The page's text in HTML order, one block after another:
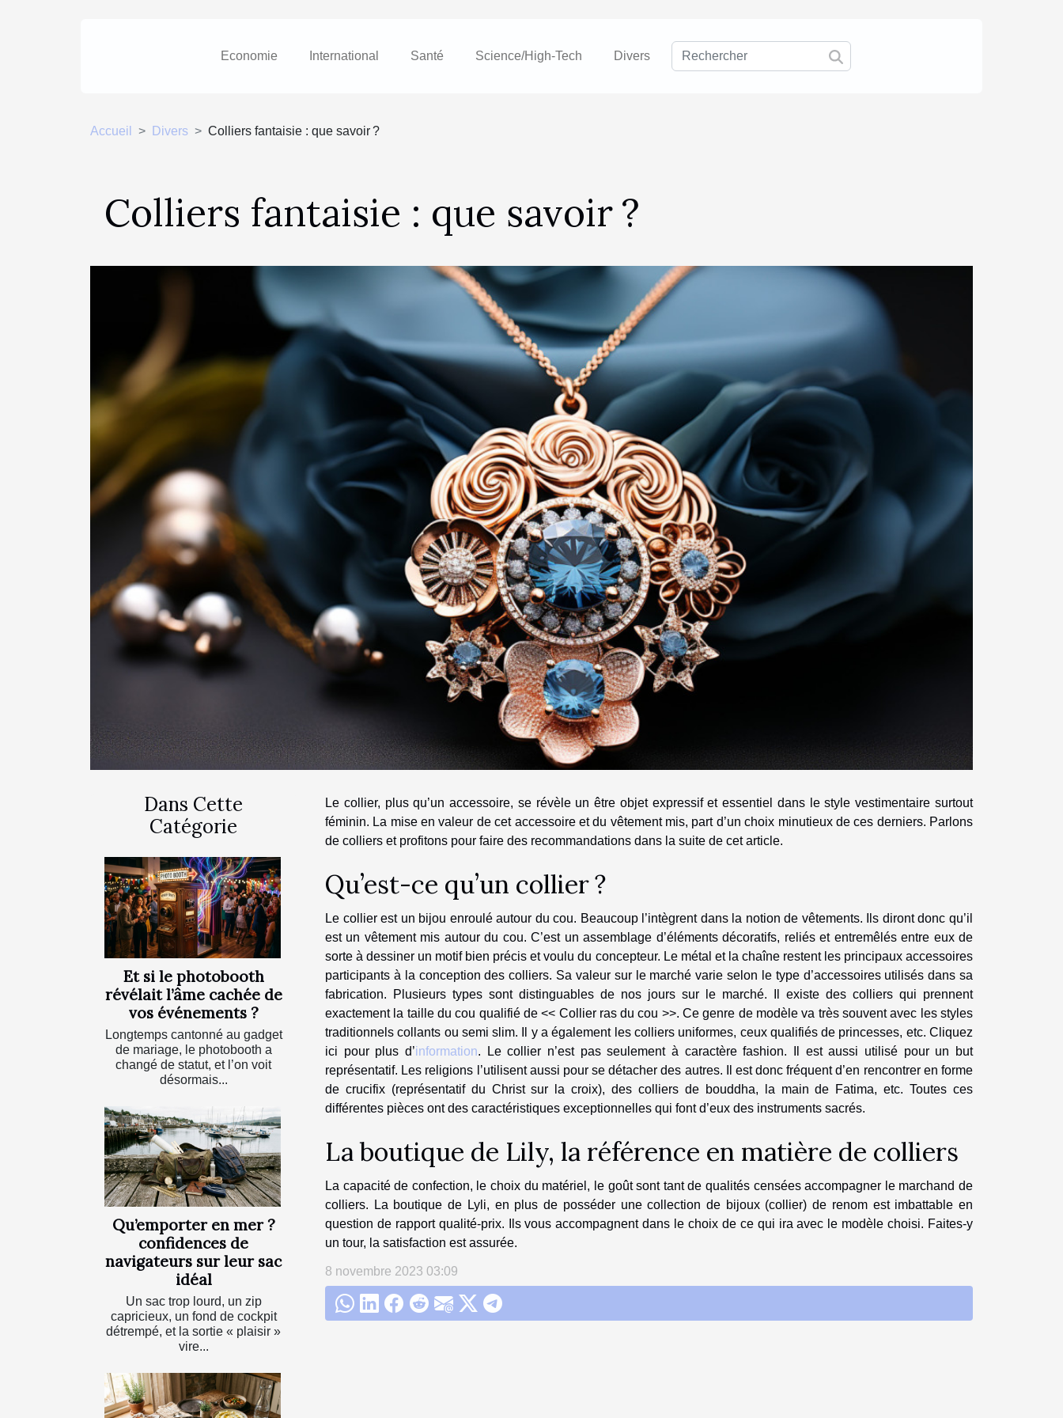
Economie International Santé Science/High-Tech Divers
Accueil Divers Colliers fantaisie : que savoir ?
Colliers fantaisie : que savoir ?
Dans Cette
Catégorie
Et si le photobooth
révélait l’âme cachée de
vos événements ?
Longtemps cantonné au gadget
de mariage, le photobooth a
changé de statut, et l’on voit
désormais...
Qu’emporter en mer ?
confidences de
navigateurs sur leur sac
idéal
Un sac trop lourd, un zip
capricieux, un fond de cockpit
détrempé, et la sortie « plaisir »
vire...
Le collier, plus qu’un accessoire, se révèle un être objet expressif et essentiel dans le style vestimentaire surtout
féminin. La mise en valeur de cet accessoire et du vêtement mis, part d’un choix minutieux de ces derniers. Parlons
de colliers et profitons pour faire des recommandations dans la suite de cet article.
Qu’est-ce qu’un collier ?
Le collier est un bijou enroulé autour du cou. Beaucoup l’intègrent dans la notion de vêtements. Ils diront donc qu’il
est un vêtement mis autour du cou. C’est un assemblage d’éléments décoratifs, reliés et entremêlés entre eux de
sorte à dessiner un motif bien précis et voulu du concepteur. Le métal et la chaîne restent les principaux accessoires
participants à la conception des colliers. Sa valeur sur le marché varie selon le type d’accessoires utilisés dans sa
fabrication. Plusieurs types sont distinguables de nos jours sur le marché. Il existe des colliers qui prennent
exactement la taille du cou qualifié de << Collier ras du cou >>. Ce genre de modèle va très souvent avec les styles
traditionnels collants ou semi slim. Il y a également les colliers uniformes, ceux qualifiés de princesses, etc. Cliquez
ici pour plus d’information. Le collier n’est pas seulement à caractère fashion. Il est aussi utilisé pour un but
représentatif. Les religions l’utilisent aussi pour se détacher des autres. Il est donc fréquent d’en rencontrer en forme
de crucifix (représentatif du Christ sur la croix), des colliers de bouddha, la main de Fatima, etc. Toutes ces
différentes pièces ont des caractéristiques exceptionnelles qui font d’eux des instruments sacrés.
La boutique de Lily, la référence en matière de colliers
La capacité de confection, le choix du matériel, le goût sont tant de qualités censées accompagner le marchand de
colliers. La boutique de Lyli, en plus de posséder une collection de bijoux (collier) de renom est imbattable en
question de rapport qualité-prix. Ils vous accompagnent dans le choix de ce qui ira avec le modèle choisi. Faites-y
un tour, la satisfaction est assurée.
8 novembre 2023 03:09